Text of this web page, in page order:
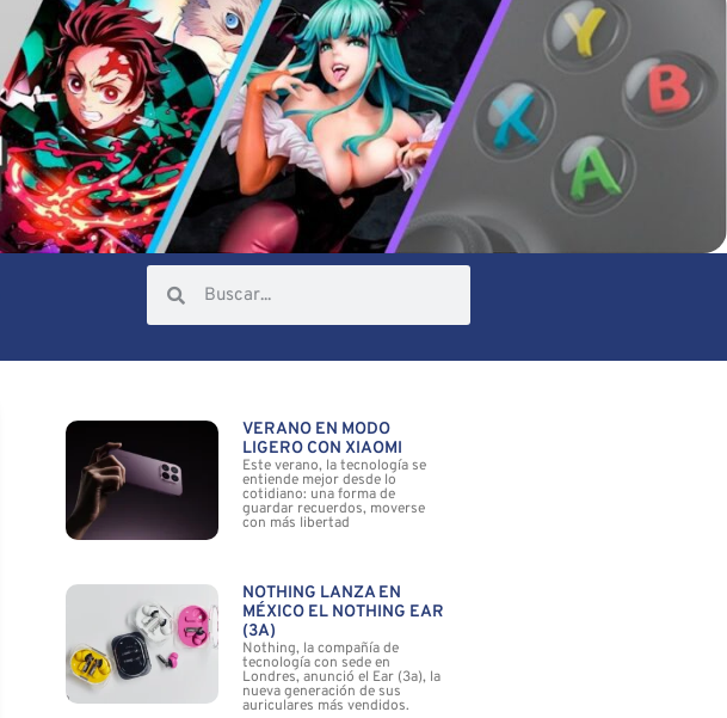
VERANO EN MODO
LIGERO CON XIAOMI
Este verano, la tecnología se
entiende mejor desde lo
cotidiano: una forma de
guardar recuerdos, moverse
con más libertad
NOTHING LANZA EN
MÉXICO EL NOTHING EAR
(3A)
Nothing, la compañía de
tecnología con sede en
Londres, anunció el Ear (3a), la
nueva generación de sus
auriculares más vendidos.